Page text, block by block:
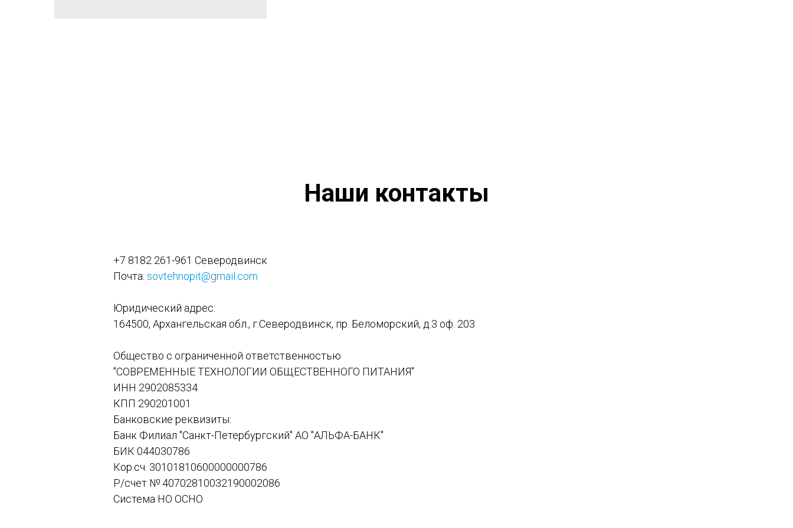
Наши контакты
+7 8182 261-961 Северодвинск
Почта: sovtehnopit@gmail.com
Юридический адрес:
164500, Архангельская обл., г.Северодвинск, пр. Беломорский, д.3 оф. 203
Общество с ограниченной ответственностью
"СОВРЕМЕННЫЕ ТЕХНОЛОГИИ ОБЩЕСТВЕННОГО ПИТАНИЯ"
ИНН 2902085334
КПП 290201001
Банковские реквизиты:
Банк Филиал "Санкт-Петербургский" АО "АЛЬФА-БАНК"
БИК 044030786
Кор.сч. 30101810600000000786
Р/счет № 40702810032190002086
Система НО ОСНО